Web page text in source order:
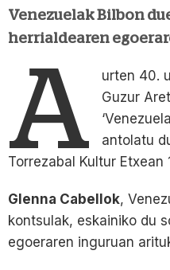
Venezuelak Bilbon
herrialdearen
A
urten 40.
Guzur
antolatu
Torrezabal Kultur Etxean
Glenna Cabellok,
kontsulak, eskainiko du
egoeraren inguruan